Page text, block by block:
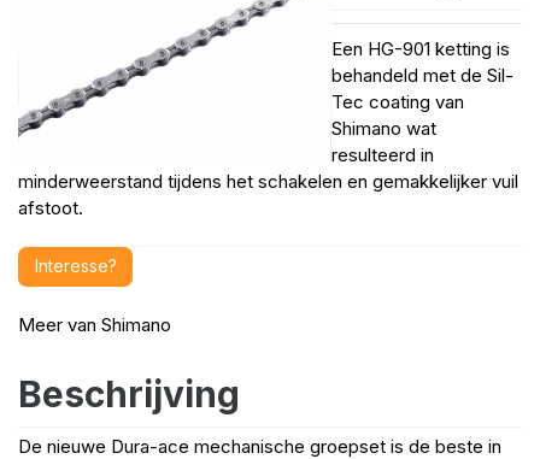
Een HG-901 ketting is
behandeld met de Sil-
Tec coating van
Shimano wat
resulteerd in
minderweerstand tijdens het schakelen en gemakkelijker vuil
afstoot.
Interesse?
Meer van Shimano
Beschrijving
De nieuwe Dura-ace mechanische groepset is de beste in